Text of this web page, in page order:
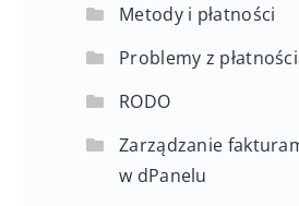
Metody i płatności
Problemy z
RODO
Zarządzanie
w dPanelu